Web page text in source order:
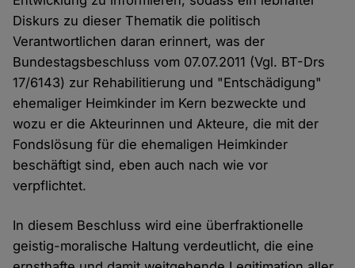
Diskurs zu dieser Thematik die politisch
Verantwortlichen daran erinnert, was der
Bundestagsbeschluss vom 07.07.2011 (Vgl. BT-Drs
17/6143) zur Rehabilitierung und "Entschädigung"
ehemaliger Heimkinder im Kern bezweckte und
wozu er die Akteurinnen und Akteure, die mit der
Fondslösung für die ehemaligen Heimkinder
beschäftigt sind, eben auch nach wie vor
verpflichtet.
In diesem Beschluss wird eine überfraktionelle
geistig-moralische Haltung verdeutlicht, die eine